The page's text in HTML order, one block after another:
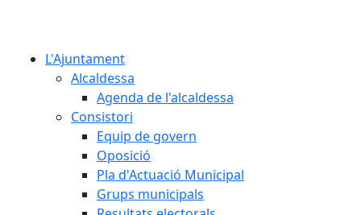
L'Ajuntament
Alcaldessa
Agenda de l'alcaldessa
Consistori
Equip de govern
Oposició
Pla d'Actuació Municipal
Grups municipals